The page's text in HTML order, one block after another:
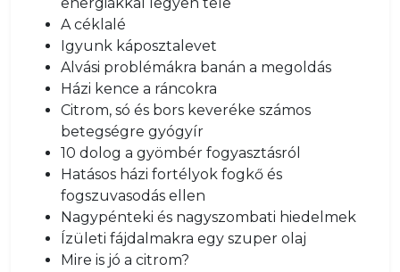
A céklalé
Igyunk káposztalevet
Alvási problémákra banán a megoldás
Házi kence a ráncokra
Citrom, só és bors keveréke számos
betegségre gyógyír
10 dolog a gyömbér fogyasztásról
Hatásos házi fortélyok fogkő és
fogszuvasodás ellen
Nagypénteki és nagyszombati hiedelmek
Ízületi fájdalmakra egy szuper olaj
Mire is jó a citrom?